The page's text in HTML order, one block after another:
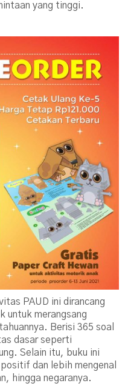
yang tinggi.
PAUD ini dirancang
untuk merangsang
Berisi 365 soal
dasar seperti
Selain itu, buku ini
dan lebih mengenal
hingga negaranya.